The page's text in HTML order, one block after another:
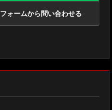
フォームから問い合わせる